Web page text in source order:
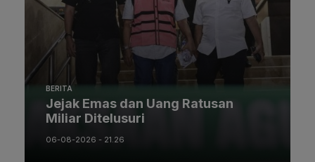
BERITA
Jejak Emas dan Uang Ratusan
Miliar Ditelusuri
06-08-2026 - 21.26